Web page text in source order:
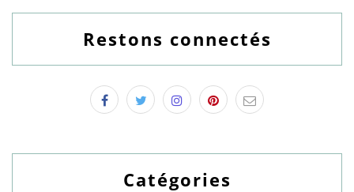
Restons connectés
Catégories